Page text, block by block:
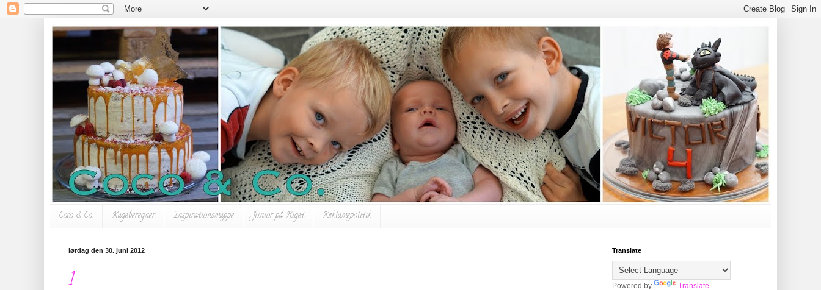
Coco & Co. Kageberegner Inspirationsmappe Junior på Riget Reklamepolitik
lørdag den 30. juni 2012
1
Translate
Powered by Translate